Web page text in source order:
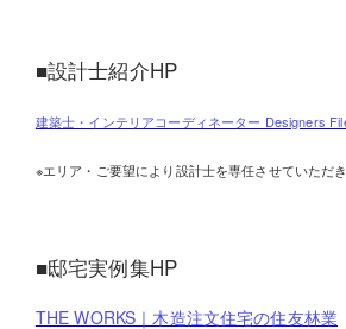
■設計士紹介HP
建築士・インテリアコーディネーター Designers
※エリア・ご要望により設計士を専任させていただき
■邸宅実例集HP
THE WORKS｜木造注文住宅の住友林業